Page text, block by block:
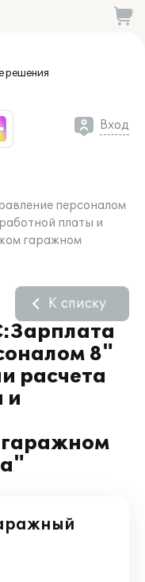
решения
Вход
персоналом
платы и
гаражном
8"
расчета
и
гаражном
К списку